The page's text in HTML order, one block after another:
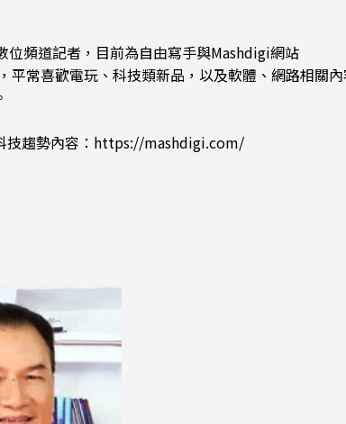
頻道記者，目前為自由寫手與Mashdigi網站
常喜歡電玩、科技類新品，以及軟體、網路相關
趨勢內容： https://mashdigi.com/